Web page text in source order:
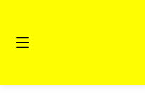
Inhalt